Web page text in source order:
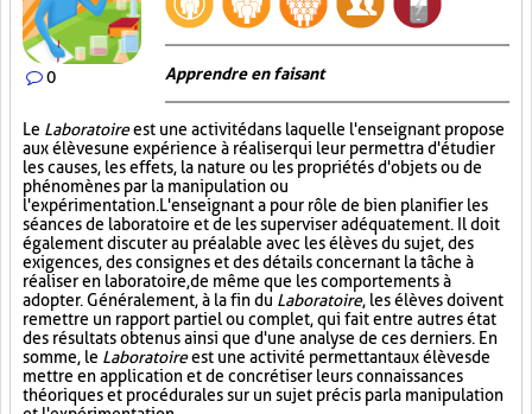
0 Apprendre en faisant
Le Laboratoireest une activité dans laquelle l'enseignant propose
aux élèves une expérience à réaliser qui leur permettra d'étudier
les causes, les effets, la nature ou les propriétés d'objets ou de
phénomènes par la manipulation ou
l'expérimentation. L'enseignant a pour rôle de bien planifier les
séances de laboratoire et de les superviser adéquatement. Il doit
également discuter au préalable avec les élèves du sujet, des
exigences, des consignes et des détails concernant la tâche à
réaliser en laboratoire, de même que les comportements à
adopter. Généralement, à la fin du Laboratoire, les élèves doivent
remettre un rapport partiel ou complet, qui fait entre autres état
des résultats obtenus ainsi que d'une analyse de ces derniers. En
somme, le Laboratoireest une activité permettant aux élèves de
mettre en application et de concrétiser leurs connaissances
théoriques et procédurales sur un sujet précis par la manipulation